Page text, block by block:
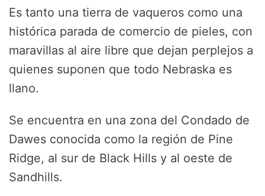
Es tanto una tierra de vaqueros como una
histórica parada de comercio de pieles, con
maravillas al aire libre que dejan perplejos a
quienes suponen que todo Nebraska es
llano.
Se encuentra en una zona del Condado de
Dawes conocida como la región de Pine
Ridge, al sur de Black Hills y al oeste de
Sandhills.